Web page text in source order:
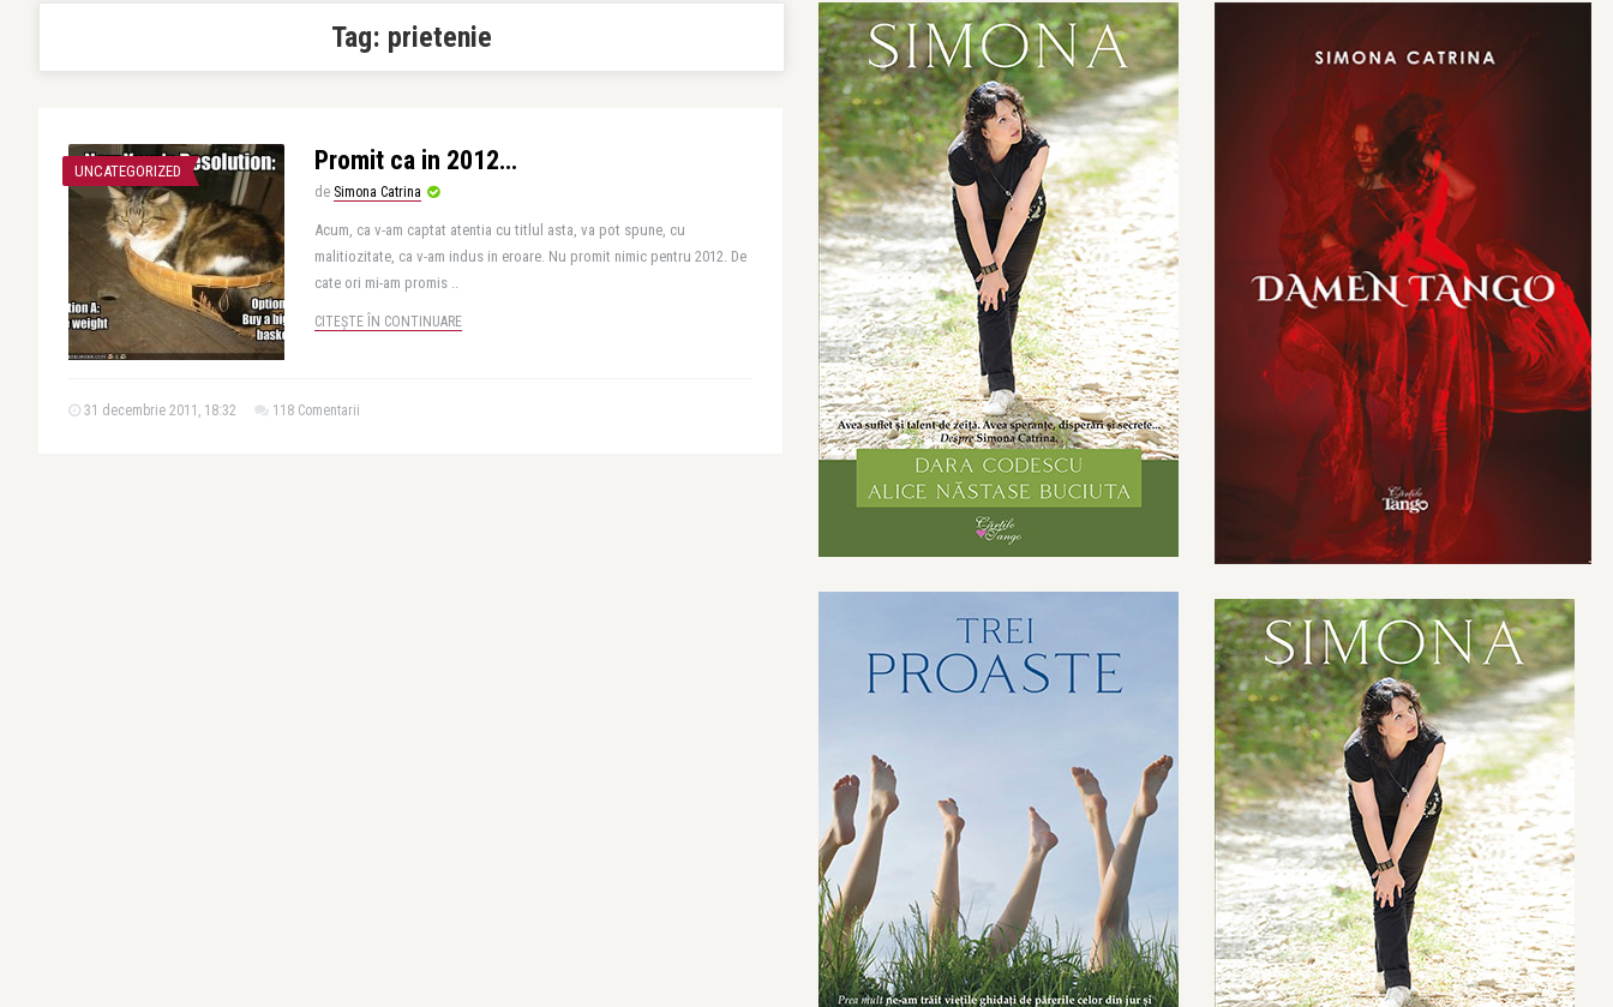
Tag: prietenie
UNCATEGORIZED Promit ca in 2012…
de Simona Catrina
Acum, ca v-am captat atentia cu titlul asta, va pot spune, cu
malitiozitate, ca v-am indus in eroare. Nu promit nimic pentru 2012. De
cate ori mi-am promis ..
CITEȘTE ÎN CONTINUARE
31 decembrie 2011, 18:32 118 Comentarii